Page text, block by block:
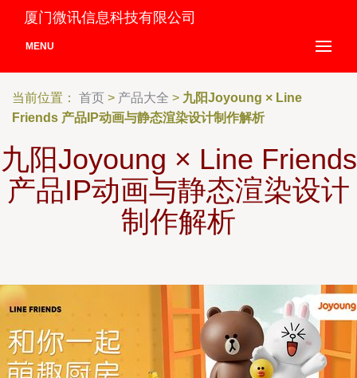
厦门微讯信息科技有限公司
MENU
当前位置： 首页 > 产品大全 > 九阳Joyoung × Line
Friends 产品IP动画与静态渲染设计制作解析
九阳Joyoung × Line Friends
产品IP动画与静态渲染设计
制作解析